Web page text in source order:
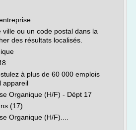
ville ou un code postal dans la
des résultats localisés.
à plus de 60 000 emplois
appareil
Organique (H/F) - Dépt 17
(17)
Organique (H/F)....